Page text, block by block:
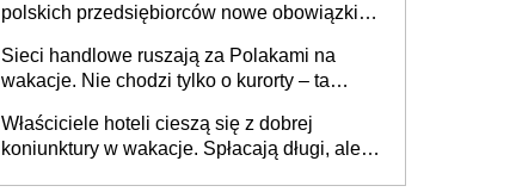
polskich przedsiębiorców nowe obowiązki w
Sieci handlowe ruszają za Polakami na
wakacje. Nie chodzi tylko o kurorty – ta
tam, gdzie wielu spędzi urlop po cichu
Właściciele hoteli cieszą się z dobrej
koniunktury w wakacje. Spłacają długi, ale